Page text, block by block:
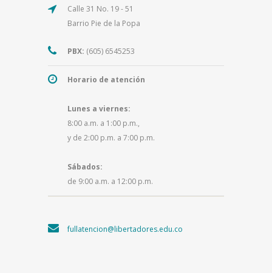
Calle 31 No. 19 - 51
Barrio Pie de la Popa
PBX: (605) 6545253
Horario de atención
Lunes a viernes:
8:00 a.m. a 1:00 p.m.,
y de 2:00 p.m. a 7:00 p.m.
Sábados:
de 9:00 a.m. a 12:00 p.m.
fullatencion@libertadores.edu.co